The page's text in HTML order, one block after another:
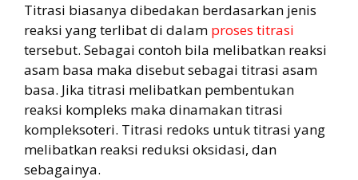
Titrasi biasanya dibedakan berdasarkan jenis
reaksi yang terlibat di dalam proses titrasi
tersebut. Sebagai contoh bila melibatkan reaksi
asam basa maka disebut sebagai titrasi asam
basa. Jika titrasi melibatkan pembentukan
reaksi kompleks maka dinamakan titrasi
kompleksoteri. Titrasi redoks untuk titrasi yang
melibatkan reaksi reduksi oksidasi, dan
sebagainya.